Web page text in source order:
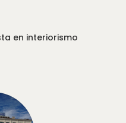
en interiorismo